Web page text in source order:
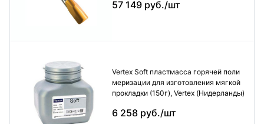
57 149 руб./шт
Vertex Soft пластмасса горячей поли
меризации для изготовления мягкой
прокладки (150г), Vertex (Нидерланды)
6 258 руб./шт